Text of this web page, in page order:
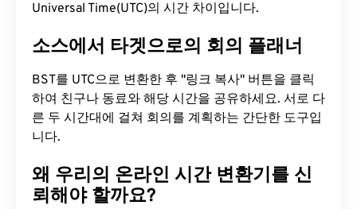
Universal Time(UTC)의 시간 차이입니다.
소스에서 타겟으로의 회의 플래너
BST를 UTC으로 변환한 후 "링크 복사" 버튼을 클릭
하여 친구나 동료와 해당 시간을 공유하세요. 서로 다
른 두 시간대에 걸쳐 회의를 계획하는 간단한 도구입
니다.
왜 우리의 온라인 시간 변환기를 신
뢰해야 할까요?